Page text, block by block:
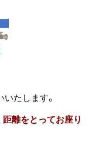
いたします。
距離をとってお座り